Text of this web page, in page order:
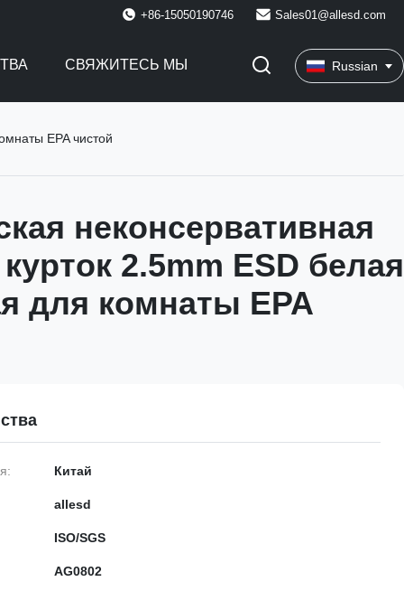
+86-15050190746 Sales01@allesd.com
СВЯЖИТЕСЬ МЫ Russian
EPA чистой
неконсервативная
2.5mm ESD белая
для комнаты EPA
Китай
allesd
ISO/SGS
AG0802